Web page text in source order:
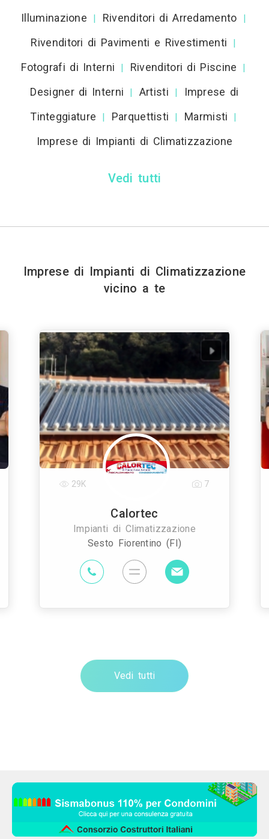
Illuminazione
| Rivenditori di Arredamento |
Rivenditori di Pavimenti e Rivestimenti |
Fotografi di Interni | Rivenditori di Piscine |
Designer di Interni | Artisti |
Imprese di
Tinteggiature
| Parquettisti | Marmisti |
Imprese di Impianti di Climatizzazione
Vedi tutti
Imprese di Impianti di Climatizzazione
vicino a te
Calortec
Impianti di Climatizzazione
Sesto Fiorentino (FI)
29K 7
Vedi tutti